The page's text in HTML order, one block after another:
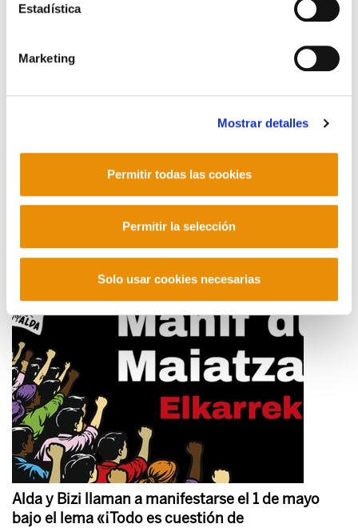
Estadística
Marketing
Mostrar detalles
Permitir todas las cookies
Permitir la selección
Solo usar cookies necesarias
Zazpiak bat: claves de la estrategia de Iparralde
2026/05/03
Alda y Bizi llaman a manifestarse el 1 de mayo
bajo el lema «¡Todo es cuestión de